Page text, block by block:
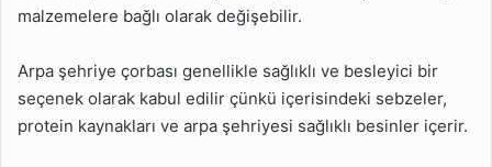
malzemelere bağlı olarak değişebilir.
Arpa şehriye çorbası genellikle sağlıklı ve besleyici bir
seçenek olarak kabul edilir çünkü içerisindeki sebzeler,
protein kaynakları ve arpa şehriyesi sağlıklı besinler içerir.